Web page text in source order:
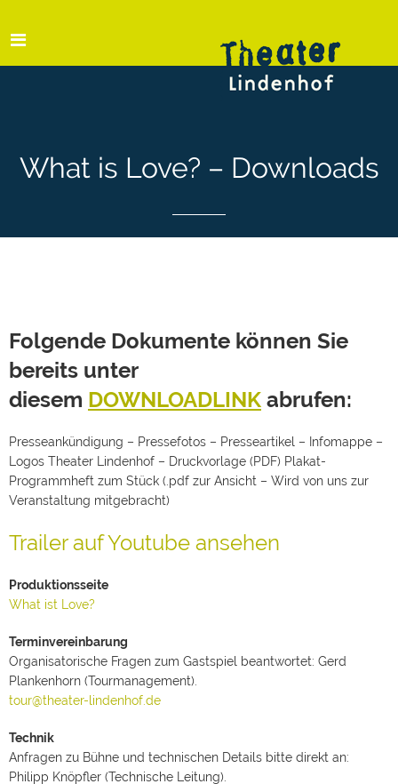
What is Love? – Downloads
Folgende Dokumente können Sie
bereits unter
diesem DOWNLOADLINK abrufen:
Presseankündigung – Pressefotos – Presseartikel – Infomappe –
Logos Theater Lindenhof – Druckvorlage (PDF) Plakat-
Programmheft zum Stück (.pdf zur Ansicht – Wird von uns zur
Veranstaltung mitgebracht)
Trailer auf Youtube ansehen
Produktionsseite
What ist Love?
Terminvereinbarung
Organisatorische Fragen zum Gastspiel beantwortet: Gerd
Plankenhorn (Tourmanagement).
tour@theater-lindenhof.de
Technik
Anfragen zu Bühne und technischen Details bitte direkt an:
Philipp Knöpfler (Technische Leitung).